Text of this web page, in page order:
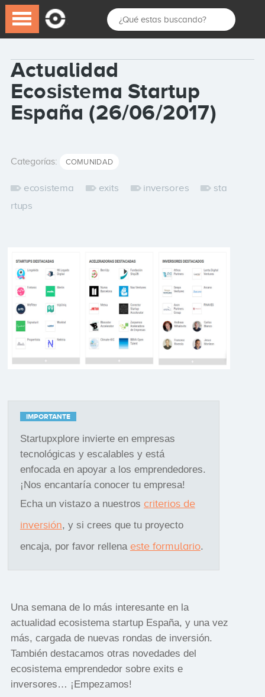
Actualidad
Ecosistema Startup
España (26/06/2017)
Categorías: COMUNIDAD
ecosistema exits inversores
sta
rtups
IMPORTANTE
Startupxplore invierte en empresas
tecnológicas y escalables y está
enfocada en apoyar a los emprendedores.
¡Nos encantaría conocer tu empresa!
Echa un vistazo a nuestros criterios de
inversión, y si crees que tu proyecto
encaja, por favor rellena este formulario.
Una semana de lo más interesante en la
actualidad ecosistema startup España, y una vez
más, cargada de nuevas rondas de inversión.
También destacamos otras novedades del
ecosistema emprendedor sobre exits e
inversores… ¡Empezamos!